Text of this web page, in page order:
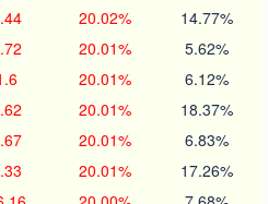
20.02% 14.77%
20.01% 5.62%
20.01% 6.12%
20.01% 18.37%
20.01% 6.83%
20.01% 17.26%